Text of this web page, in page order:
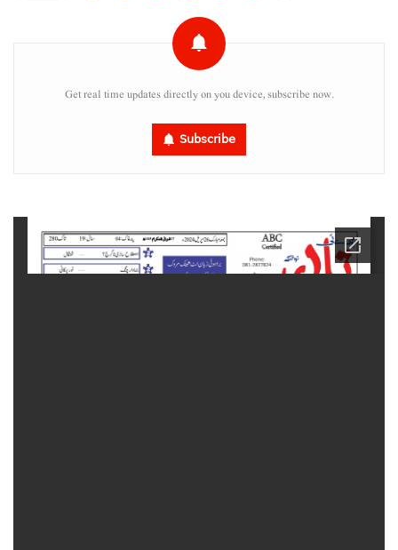
Get real time updates directly on you device, subscribe now.
Subscribe